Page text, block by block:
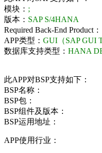
模块： ;
版本： SAP S/4HANA
Required Back-End Product：
APP类型： GUI（SAP GUI
数据库支持类型： HANA
此APP对BSP支持如下：
BSP名称：
BSP包：
BSP组件及版本：
BSP运用地址：
APP使用行业：